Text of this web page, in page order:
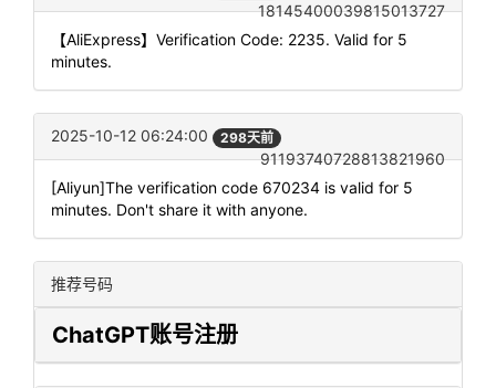
18145400039815013727
【AliExpress】Verification Code: 2235. Valid for 5
minutes.
2025-10-12 06:24:00 298天前
91193740728813821960
[Aliyun]The verification code 670234 is valid for 5
minutes. Don't share it with anyone.
推荐号码
ChatGPT账号注册